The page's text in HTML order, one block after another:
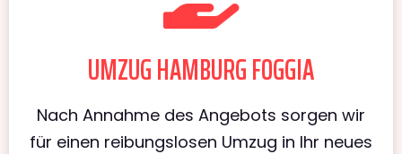
UMZUG HAMBURG FOGGIA
Nach Annahme des Angebots sorgen wir
für einen reibungslosen Umzug in Ihr neues